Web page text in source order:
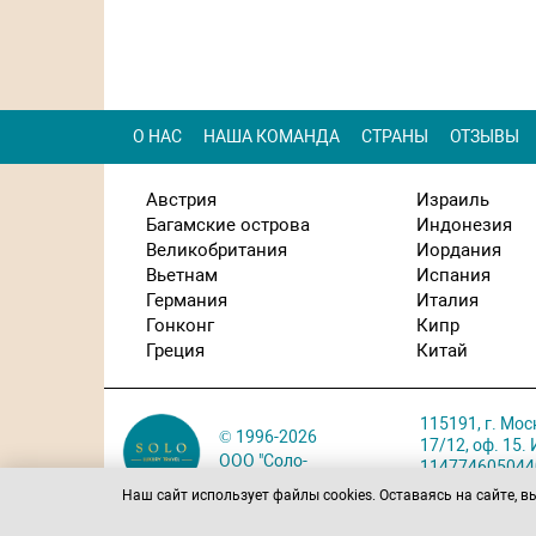
О НАС НАША КОМАНДА СТРАНЫ ОТЗЫВЫ
Австрия
Багамские острова
Великобритания
Вьетнам
Германия
Гонконг
Греция
Израиль
Индонезия
Иордания
Испания
Италия
Кипр
Китай
© 1996-2026
ООО "Соло-
115191, г.
17/12, оф. 15.
Карта проезда
Наш сайт использует файлы cookies. Оставаясь на сайте,